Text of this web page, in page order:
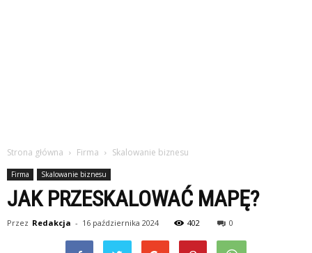
Strona główna Firma Skalowanie biznesu
Firma Skalowanie biznesu
JAK PRZESKALOWAĆ MAPĘ?
Przez Redakcja - 16 października 2024 402 0